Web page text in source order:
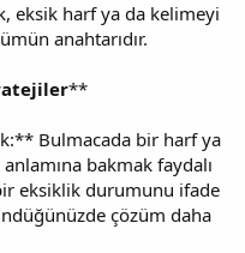
eksik harf ya da kelimeyi
anahtarıdır.
**
Bulmacada bir harf ya
bakmak faydalı
eksiklik durumunu ifade
çözüm daha